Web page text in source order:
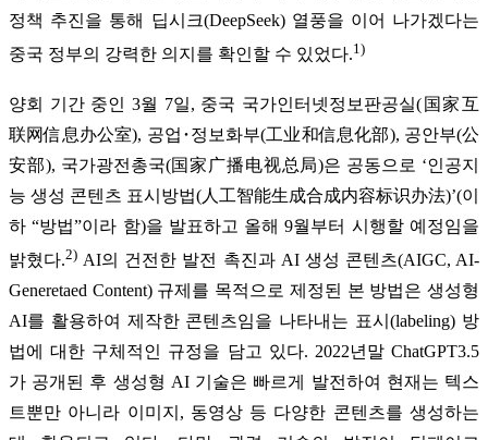
정책 추진을 통해 딥시크(DeepSeek) 열풍을 이어 나가겠다는
중국 정부의 강력한 의지를 확인할 수 있었다.1)
양회 기간 중인 3월 7일, 중국 국가인터넷정보판공실(国家互
联网信息办公室), 공업･정보화부(工业和信息化部), 공안부(公
安部), 국가광전총국(国家广播电视总局)은 공동으로 ‘인공지
능 생성 콘텐츠 표시방법(人工智能生成合成内容标识办法)’(이
하 “방법”이라 함)을 발표하고 올해 9월부터 시행할 예정임을
밝혔다.2) AI의 건전한 발전 촉진과 AI 생성 콘텐츠(AIGC, AI-
Generetaed Content) 규제를 목적으로 제정된 본 방법은 생성형
AI를 활용하여 제작한 콘텐츠임을 나타내는 표시(labeling) 방
법에 대한 구체적인 규정을 담고 있다. 2022년말 ChatGPT3.5
가 공개된 후 생성형 AI 기술은 빠르게 발전하여 현재는 텍스
트뿐만 아니라 이미지, 동영상 등 다양한 콘텐츠를 생성하는